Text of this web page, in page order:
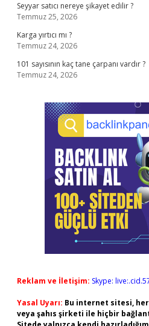
Seyyar satıcı nereye şikayet edilir ?
Temmuz 25, 2026
Karga yırtıcı mı ?
Temmuz 24, 2026
101 sayısının kaç tane çarpanı vardır ?
Temmuz 24, 2026
Reklam ve İletişim: Skype:
Yasal Uyarı: Bu internet sitesi,
veya şahıs şirketi ile hiçbir